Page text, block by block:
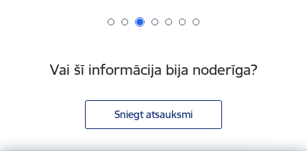
Vai šī informācija bija noderīga?
Sniegt atsauksmi